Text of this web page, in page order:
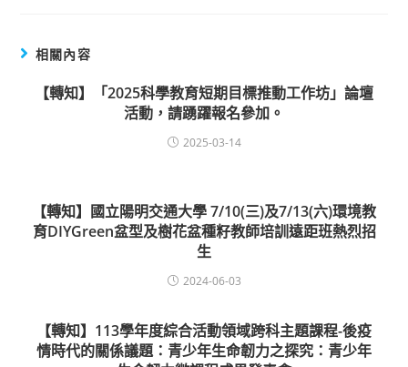
相關內容
【轉知】「2025科學教育短期目標推動工作坊」論壇
活動，請踴躍報名參加。
2025-03-14
【轉知】國立陽明交通大學 7/10(三)及7/13(六)環境教
育DIYGreen盆型及樹花盆種籽教師培訓遠距班熱烈招
生
2024-06-03
【轉知】113學年度綜合活動領域跨科主題課程-後疫
情時代的關係議題：青少年生命韌力之探究：青少年